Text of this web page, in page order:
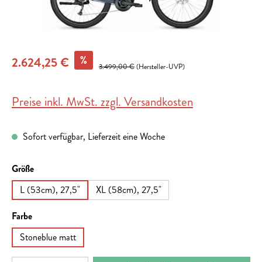
2.624,25 € % 3.499,00 €(Hersteller-UVP)
Preise inkl. MwSt. zzgl. Versandkosten
Sofort verfügbar, Lieferzeit eine Woche
Größeauswählen
L (53cm), 27,5"
XL (58cm), 27,5"
Farbeauswählen
Stoneblue matt